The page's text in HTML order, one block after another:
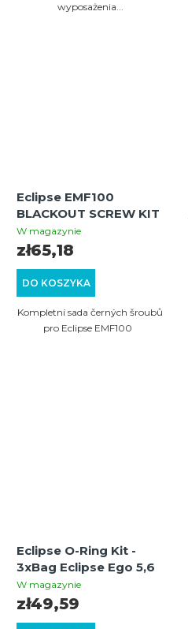
wyposażenia...
Eclipse EMF100
BLACKOUT SCREW KIT
W magazynie
DO KOSZYKA
zł65,18
Kompletní sada černých šroubů
pro Eclipse EMF100
Eclipse O-Ring Kit -
3xBag Eclipse Ego 5,6
W magazynie
zł49,59